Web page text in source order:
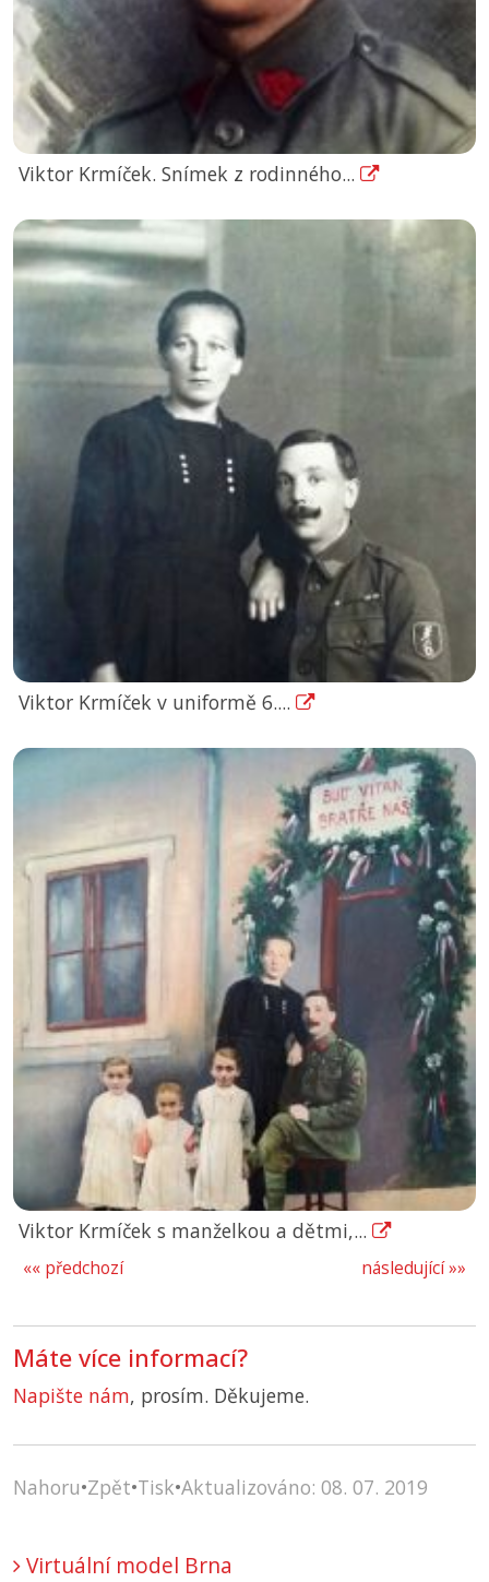
Viktor Krmíček. Snímek z rodinného...
Viktor Krmíček v uniformě 6....
Viktor Krmíček s manželkou a dětmi,...
následující »»
«« předchozí
Máte více informací?
Napište nám, prosím. Děkujeme.
Nahoru•Zpět•Tisk•Aktualizováno: 08. 07. 2019
Virtuální model Brna